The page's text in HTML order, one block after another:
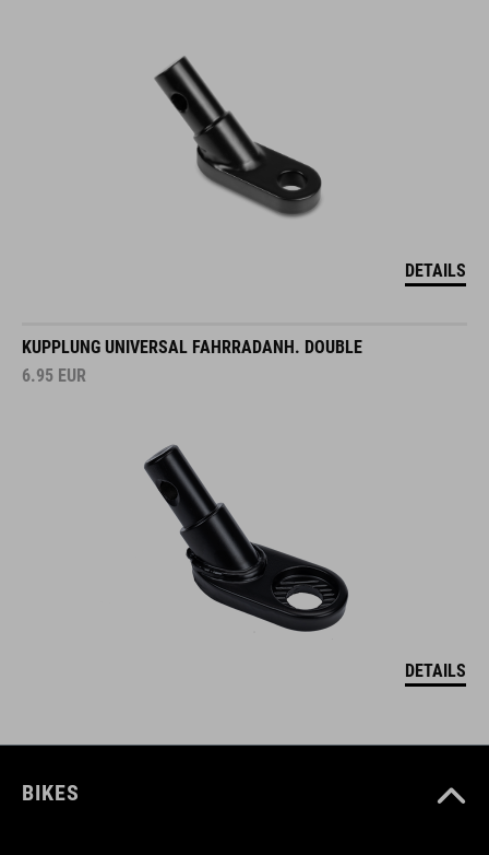
DETAILS
KUPPLUNG UNIVERSAL FAHRRADANH. DOUBLE
6.95 EUR
DETAILS
BIKES